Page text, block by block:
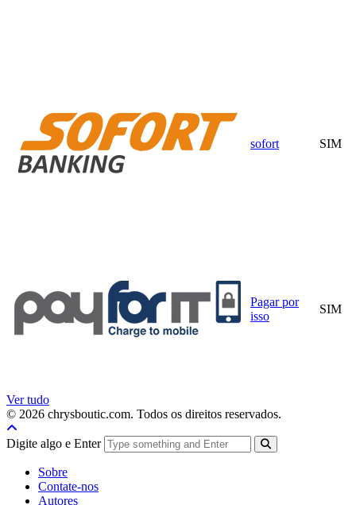
sofort SIM
Pagar por
isso
SIM
Ver tudo
© 2026 chrysboutic.com. Todos os direitos reservados.
Digite algo e Enter
Sobre
Contate-nos
Autores